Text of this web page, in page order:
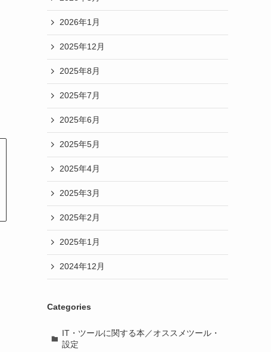
2026年1月
2025年12月
2025年8月
2025年7月
2025年6月
2025年5月
2025年4月
2025年3月
2025年2月
2025年1月
2024年12月
Categories
IT・ツールに関する本／オススメツール・
設定